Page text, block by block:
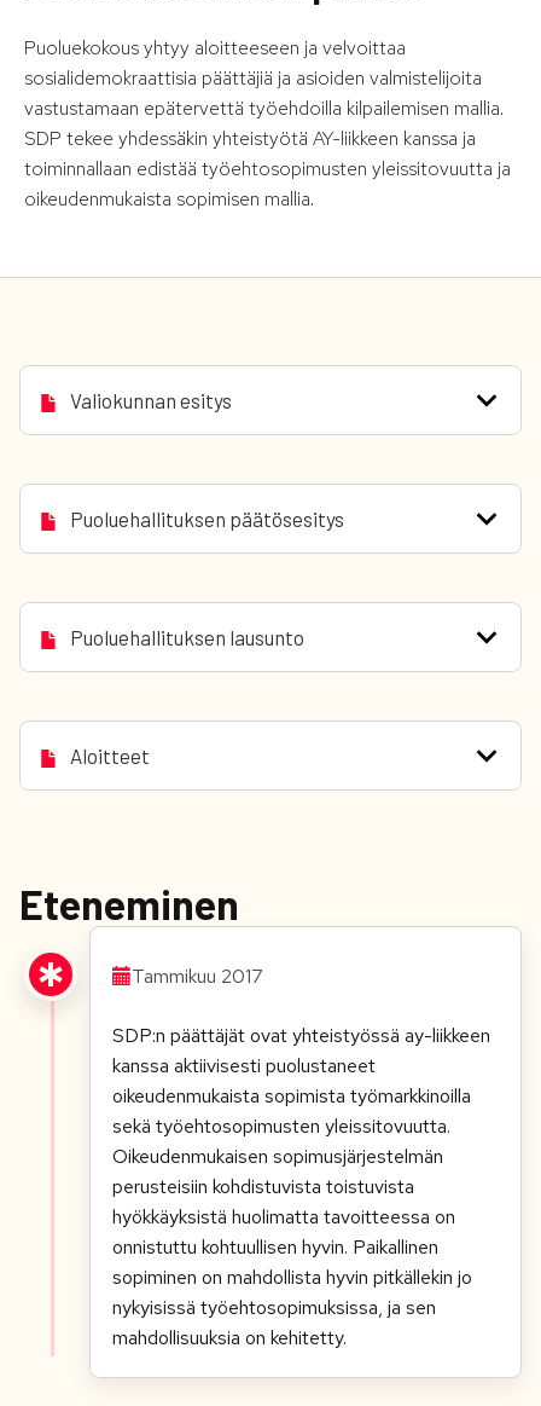
Puoluekokous yhtyy aloitteeseen ja velvoittaa
sosialidemokraattisia päättäjiä ja asioiden valmistelijoita
vastustamaan epätervettä työehdoilla kilpailemisen mallia.
SDP tekee yhdessäkin yhteistyötä AY-liikkeen kanssa ja
toiminnallaan edistää työehtosopimusten yleissitovuutta ja
oikeudenmukaista sopimisen mallia.
Valiokunnan esitys
Puoluehallituksen päätösesitys
Puoluehallituksen lausunto
Aloitteet
Eteneminen
Tammikuu 2017
SDP:n päättäjät ovat yhteistyössä ay-liikkeen
kanssa aktiivisesti puolustaneet
oikeudenmukaista sopimista työmarkkinoilla
sekä työehtosopimusten yleissitovuutta.
Oikeudenmukaisen sopimusjärjestelmän
perusteisiin kohdistuvista toistuvista
hyökkäyksistä huolimatta tavoitteessa on
onnistuttu kohtuullisen hyvin. Paikallinen
sopiminen on mahdollista hyvin pitkällekin jo
nykyisissä työehtosopimuksissa, ja sen
mahdollisuuksia on kehitetty.